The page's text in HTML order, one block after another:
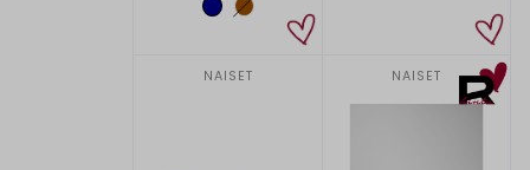
NAISET NAISET